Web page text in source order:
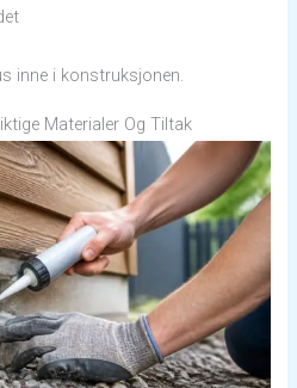
inne i konstruksjonen.
Materialer Og Tiltak